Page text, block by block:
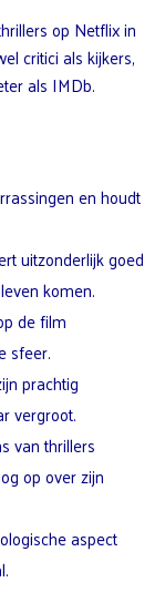
op Netflix in
critici als kijkers,
als IMDb.
en houdt
uitzonderlijk goed
komen.
de film
sfeer.
prachtig
vergroot.
van thrillers
op over zijn
aspect